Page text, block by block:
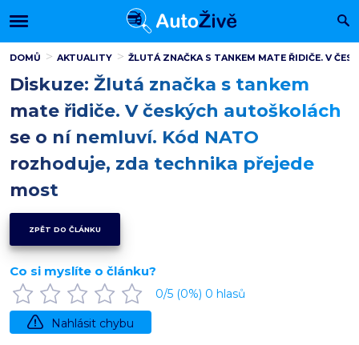
DOMŮ AKTUALITY ŽLUTÁ ZNAČKA S TANKEM MATE ŘIDIČE. V
Diskuze: Žlutá značka s tankem
mate řidiče. V českých autoškolách
se o ní nemluví. Kód NATO
rozhoduje, zda technika přejede
most
ZPĚT DO ČLÁNKU
Co si myslíte o článku?
0/5 (0%) 0 hlasů
Nahlásit chybu